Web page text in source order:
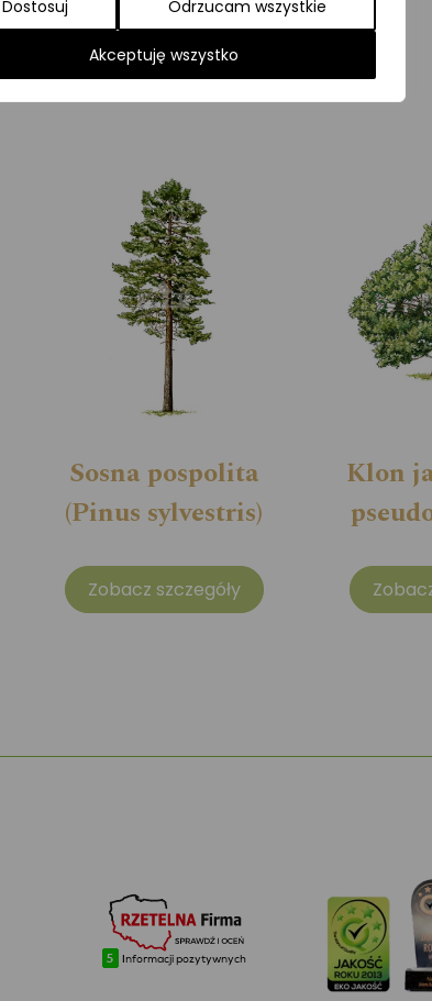
Dostosuj Odrzucam wszystkie
Akceptuję wszystko
SKU:Brak danych
Kategorie:Drzewa,ILUSTRACJE
Sosna pospolita
(Pinus sylvestris)
Zobacz szczegóły
Klon